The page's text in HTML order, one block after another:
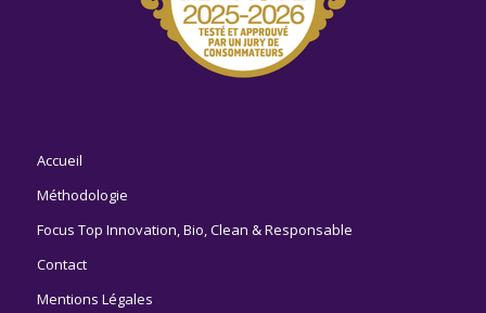
Accueil
Méthodologie
Focus Top Innovation, Bio, Clean & Responsable
Contact
Mentions Légales